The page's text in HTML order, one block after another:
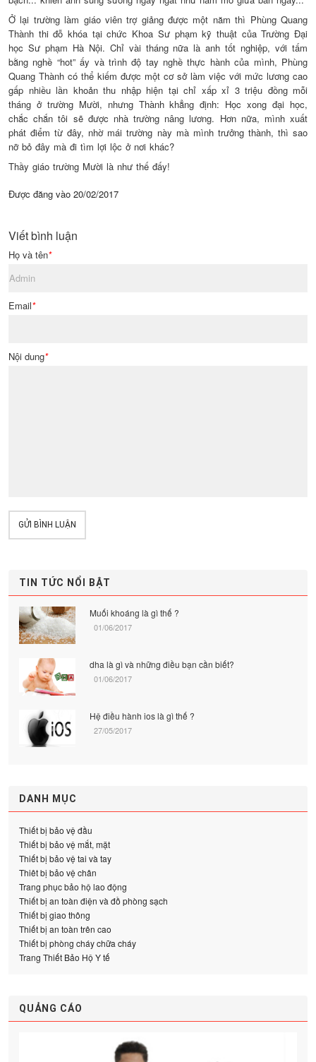
Ở lại trường làm giáo viên trợ giảng được một năm thì Phùng Quang
Thành thi đỗ khóa tại chức Khoa Sư phạm kỹ thuật của Trường Đại
học Sư phạm Hà Nội. Chỉ vài tháng nữa là anh tốt nghiệp, với tấm
bằng nghề “hot” ấy và trình độ tay nghề thực hành của mình, Phùng
Quang Thành có thể kiếm được một cơ sở làm việc với mức lương cao
gấp nhiều lần khoản thu nhập hiện tại chỉ xấp xỉ 3 triệu đồng mỗi
tháng ở trường Mười, nhưng Thành khẳng định: Học xong đại học,
chắc chắn tôi sẽ được nhà trường nâng lương. Hơn nữa, mình xuất
phát điểm từ đây, nhờ mái trường này mà mình trưởng thành, thì sao
nỡ bỏ đây mà đi tìm lợi lộc ở nơi khác?
Thầy giáo trường Mười là như thế đấy!
Được đăng vào 20/02/2017
Viết bình luận
Họ và tên*
Email*
Nội dung*
GỬI BÌNH LUẬN
TIN TỨC NỔI BẬT
Muối khoáng là gì thế ?
01/06/2017
dha là gì và những điều bạn cần biết?
01/06/2017
Hệ điều hành ios là gì thế ?
27/05/2017
DANH MỤC
Thiết bị bảo vệ đầu
Thiết bị bảo vệ mắt, mặt
Thiết bị bảo vệ tai và tay
Thiêt bị bảo vệ chân
Trang phục bảo hộ lao động
Thiết bị an toàn điện và đồ phòng sạch
Thiết bị giao thông
Thiết bị an toàn trên cao
Thiết bị phòng cháy chữa cháy
Trang Thiết Bảo Hộ Y tế
QUẢNG CÁO